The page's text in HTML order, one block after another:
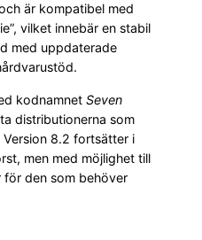
är kompatibel med
vilket innebär en stabil
med uppdaterade
kodnamnet Seven
distributionerna som
Version 8.2 fortsätter i
men med möjlighet till
för den som behöver